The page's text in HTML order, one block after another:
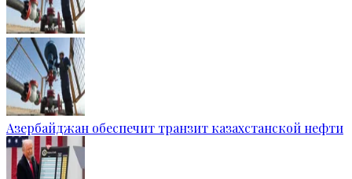
Азербайджан обеспечит транзит казахстанской нефти